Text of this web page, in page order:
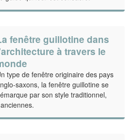
fenêtre guillotine dans
à travers le
type de fenêtre originaire des pays
saxons, la fenêtre guillotine se
par son style traditionnel,